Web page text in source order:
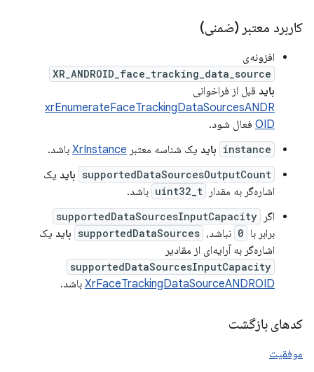
کاربرد معتبر (ضمنی)
افزونه‌ی
XR_ANDROID_face_tracking_data_source
باید قبل از فراخوانی
xrEnumerateFaceTrackingDataSourcesANDR
OID فعال شود.
instance باید یک شناسه معتبر XrInstance باشد.
supportedDataSourcesOutputCount باید یک
اشاره‌گر به مقدار
uint32_t باشد.
اگر
supportedDataSourcesInputCapacity
برابر با 0 نباشد، supportedDataSources باید یک
اشاره‌گر به آرایه‌ای از مقادیر
supportedDataSourcesInputCapacity
XrFaceTrackingDataSourceANDROID باشد.
کدهای بازگشت
موفقیت